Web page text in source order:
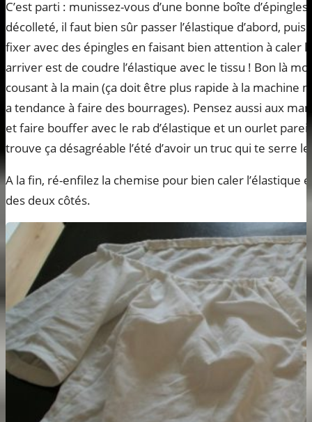
C’est parti : munissez-vous d’une bonne boîte
décolleté, il faut bien sûr passer l’élastique d’abord,
fixer avec des épingles en faisant bien attention à caler
arriver est de coudre l’élastique avec le tissu ! Bon là
cousant à la main (ça doit être plus rapide à la machine
a tendance à faire des bourrages). Pensez aussi aux
et faire bouffer avec le rab d’élastique et un ourlet
trouve ça désagréable l’été d’avoir un truc qui te serre
A la fin, ré-enfilez la chemise pour bien caler l’élastique
des deux côtés.